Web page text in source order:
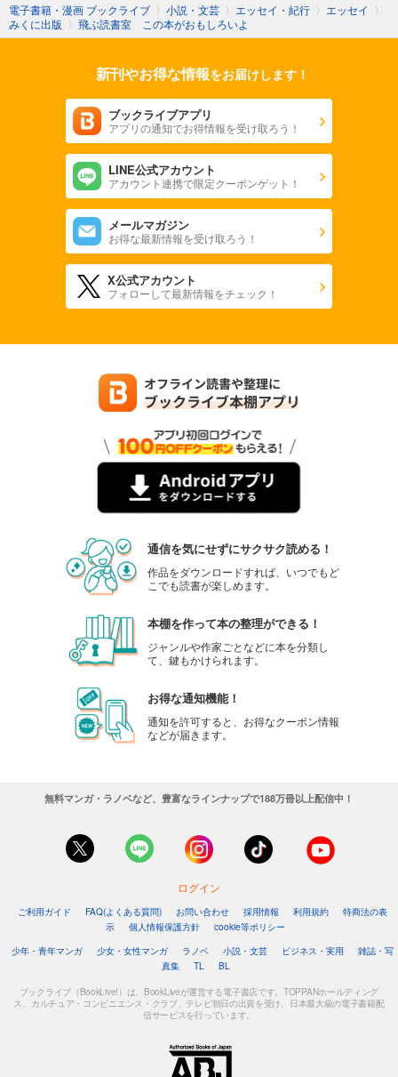
電子書籍・漫画 ブックライブ 〉 小説・文芸 〉 エッセイ・紀行 〉 エッセイ 〉
みくに出版 〉 飛ぶ読書室 この本がおもしろいよ
新刊やお得な情報をお届けします！
ブックライブアプリ
アプリの通知でお得情報を受け取ろう！
LINE公式アカウント
アカウント連携で限定クーポンゲット！
メールマガジン
お得な最新情報を受け取ろう！
X公式アカウント
フォローして最新情報をチェック！
通信を気にせずにサクサク読める！
作品をダウンロードすれば、いつでもど
こでも読書が楽しめます。
本棚を作って本の整理ができる！
ジャンルや作家ごとなどに本を分類し
て、鍵もかけられます。
お得な通知機能！
通知を許可すると、お得なクーポン情報
などが届きます。
無料マンガ・ラノベなど、豊富なラインナップで188万冊以上配信中！
ログイン
ご利用ガイド FAQ(よくある質問) お問い合わせ 採用情報 利用規約
特商法の表
示
個人情報保護方針
cookie等ポリシー
少年・青年マンガ
少女・女性マンガ ラノベ 小説・文芸 ビジネス・実用
雑誌・写
真集
TL BL
ブックライブ（BookLive!）は、BookLiveが運営する電子書店です。TOPPANホールディング
ス、カルチュア・コンビニエンス・クラブ、テレビ朝日の出資を受け、日本最大級の電子書籍配
信サービスを行っています。